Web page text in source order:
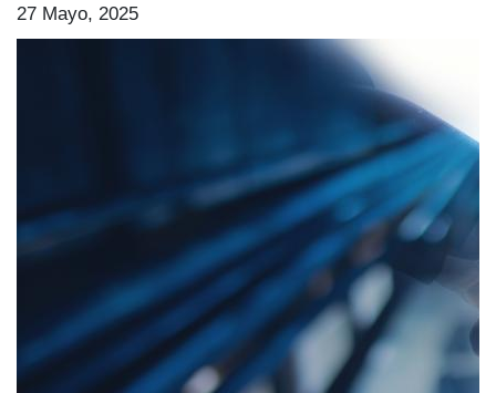
27 Mayo, 2025